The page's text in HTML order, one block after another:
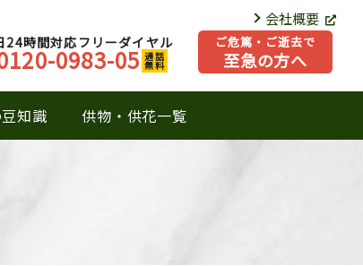
知識 供物・供花一覧
会社概要
24時間対応フリーダイヤル
0983-05 通話
無料
ご危篤・ご逝去で
至急の方へ